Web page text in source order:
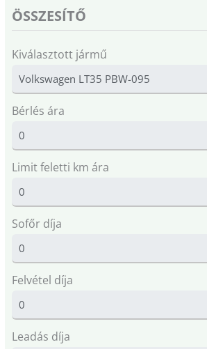
ÖSSZESÍTŐ
Kiválasztott jármű
Bérlés ára
Limit feletti km ára
Sofőr díja
Felvétel díja
Leadás díja